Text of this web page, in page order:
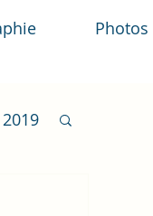
Photos
2019